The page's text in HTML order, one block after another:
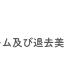
及び退去美